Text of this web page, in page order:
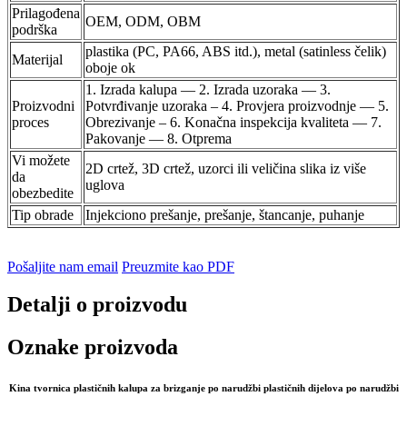
Prilagođena
podrška
OEM, ODM, OBM
Materijal
plastika (PC, PA66, ABS itd.), metal (satinless čelik)
oboje ok
Proizvodni
proces
1. Izrada kalupa — 2. Izrada uzoraka — 3.
Potvrđivanje uzoraka – 4. Provjera proizvodnje — 5.
Obrezivanje – 6. Konačna inspekcija kvaliteta — 7.
Pakovanje — 8. Otprema
Vi možete
da
obezbedite
2D crtež, 3D crtež, uzorci ili veličina slika iz više
uglova
Tip obrade
Injekciono prešanje, prešanje, štancanje, puhanje
Pošaljite nam email Preuzmite kao PDF
Detalji o proizvodu
Oznake proizvoda
Kina tvornica plastičnih kalupa za brizganje po narudžbi plastičnih dijelova po narudžbi